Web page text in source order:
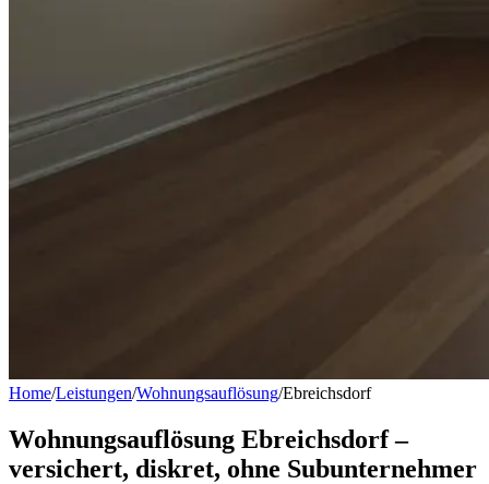
Home/Leistungen/Wohnungsauflösung/Ebreichsdorf
Wohnungsauflösung Ebreichsdorf –
versichert, diskret, ohne Subunternehmer